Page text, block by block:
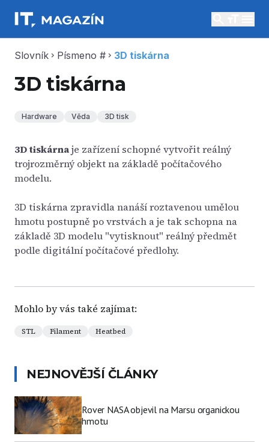
Slovník chevron_right Písmeno # chevron_right 3D tiskárna
3D tiskárna
Hardware Věda 3D tisk
3D tiskárnaje zařízení schopné vytvořit reálný
trojrozměrný objekt na základě počítačového
modelu.
3D tiskárna zpravidla nanáší roztavenou umělou
hmotu postupně po vrstvách a je tak schopna na
základě 3D modelu "vytisknout" reálný předmět
podle digitální počítačové předlohy.
Mohlo by vás také zajímat:
STL Filament Heatbed
NEJNOVĚJŠÍ ČLÁNKY
Rover NASA objevil na Marsu organickou
hmotu